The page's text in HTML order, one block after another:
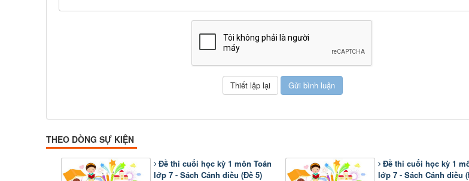
THEO DÒNG SỰ KIỆN
Đề thi cuối học kỳ 1 môn Toán
lớp 7 - Sách Cánh diều (Đề 5)
Đề thi cuối học kỳ 1
lớp 7 - Sách Cánh diều